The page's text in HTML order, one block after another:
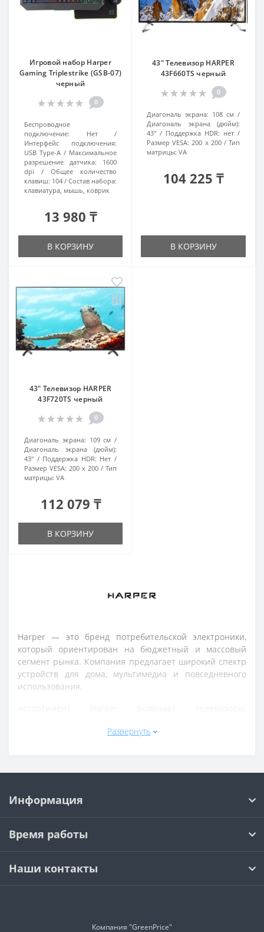
Игровой набор Harper
Gaming Triplestrike (GSB-07)
черный
0
Беспроводное
подключение:
Нет
Интерфейс подключения:
USB Type-A
Максимальное
разрешение датчика:
1600
dpi
Общее количество
клавиш: 104
Состав набора:
клавиатура, мышь, коврик
13 980 ₸
В КОРЗИНУ
43" Телевизор HARPER
43F660TS черный
0
Диагональ экрана: 108 см
Диагональ экрана (дюйм):
43"
Поддержка HDR: нет
Размер VESA: 200 x 200
Тип
матрицы: VA
104 225 ₸
В КОРЗИНУ
43" Телевизор HARPER
43F720TS черный
0
Диагональ экрана: 109 см
Диагональ экрана (дюйм):
43"
Поддержка HDR: Нет
Размер VESA: 200 x 200
Тип
матрицы: VA
112 079 ₸
В КОРЗИНУ
Harper — это бренд потребительской электроники,
который ориентирован на бюджетный и массовый
сегмент рынка. Компания предлагает широкий спектр
устройств для дома, мультимедиа и повседневного
использования.
бытовую электронику, автомобильные аксессуары, а
онлайн-магазинах.
базовой функциональностью и простым управлением.
без сложных дополнительных функций.
домашнего и личного использования.
Развернуть
Информация
Время работы
Наши контакты
Компания "GreenPrice"